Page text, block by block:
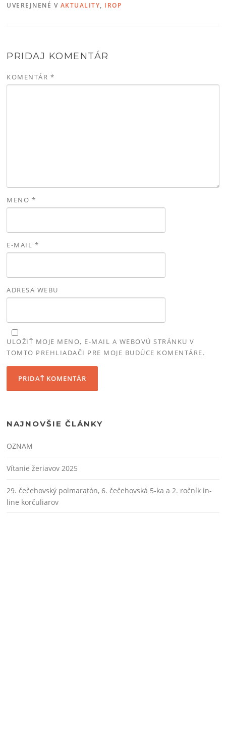
UVEREJNENÉ V AKTUALITY, IROP
PRIDAJ KOMENTÁR
KOMENTÁR *
MENO *
E-MAIL *
ADRESA WEBU
ULOŽIŤ MOJE MENO, E-MAIL A WEBOVÚ STRÁNKU V
TOMTO PREHLIADAČI PRE MOJE BUDÚCE KOMENTÁRE.
NAJNOVŠIE ČLÁNKY
OZNAM
Vítanie žeriavov 2025
29. čečehovský polmaratón, 6. čečehovská 5-ka a 2. ročník in-
line korčuliarov